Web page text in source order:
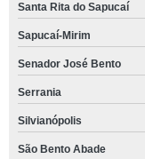
Santa Rita do Sapucaí
Sapucaí-Mirim
Senador José Bento
Serrania
Silvianópolis
São Bento Abade